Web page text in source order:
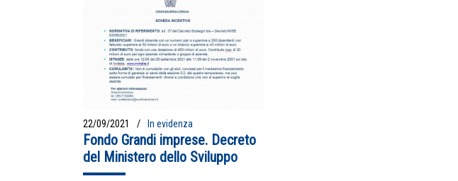
22/09/2021 In evidenza
Fondo Grandi imprese. Decreto
del Ministero dello Sviluppo